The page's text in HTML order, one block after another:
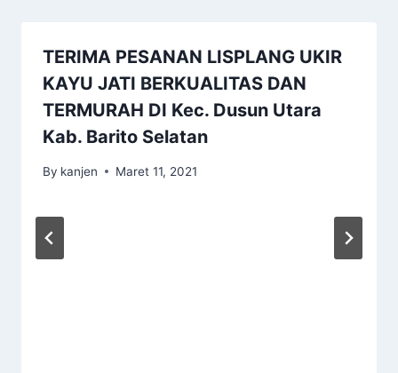
TERIMA PESANAN LISPLANG UKIR
KAYU JATI BERKUALITAS DAN
TERMURAH DI Kec. Dusun Utara
Kab. Barito Selatan
By kanjen Maret 11, 2021